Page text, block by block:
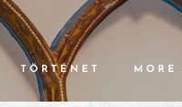
TÖRTÉNET MORE